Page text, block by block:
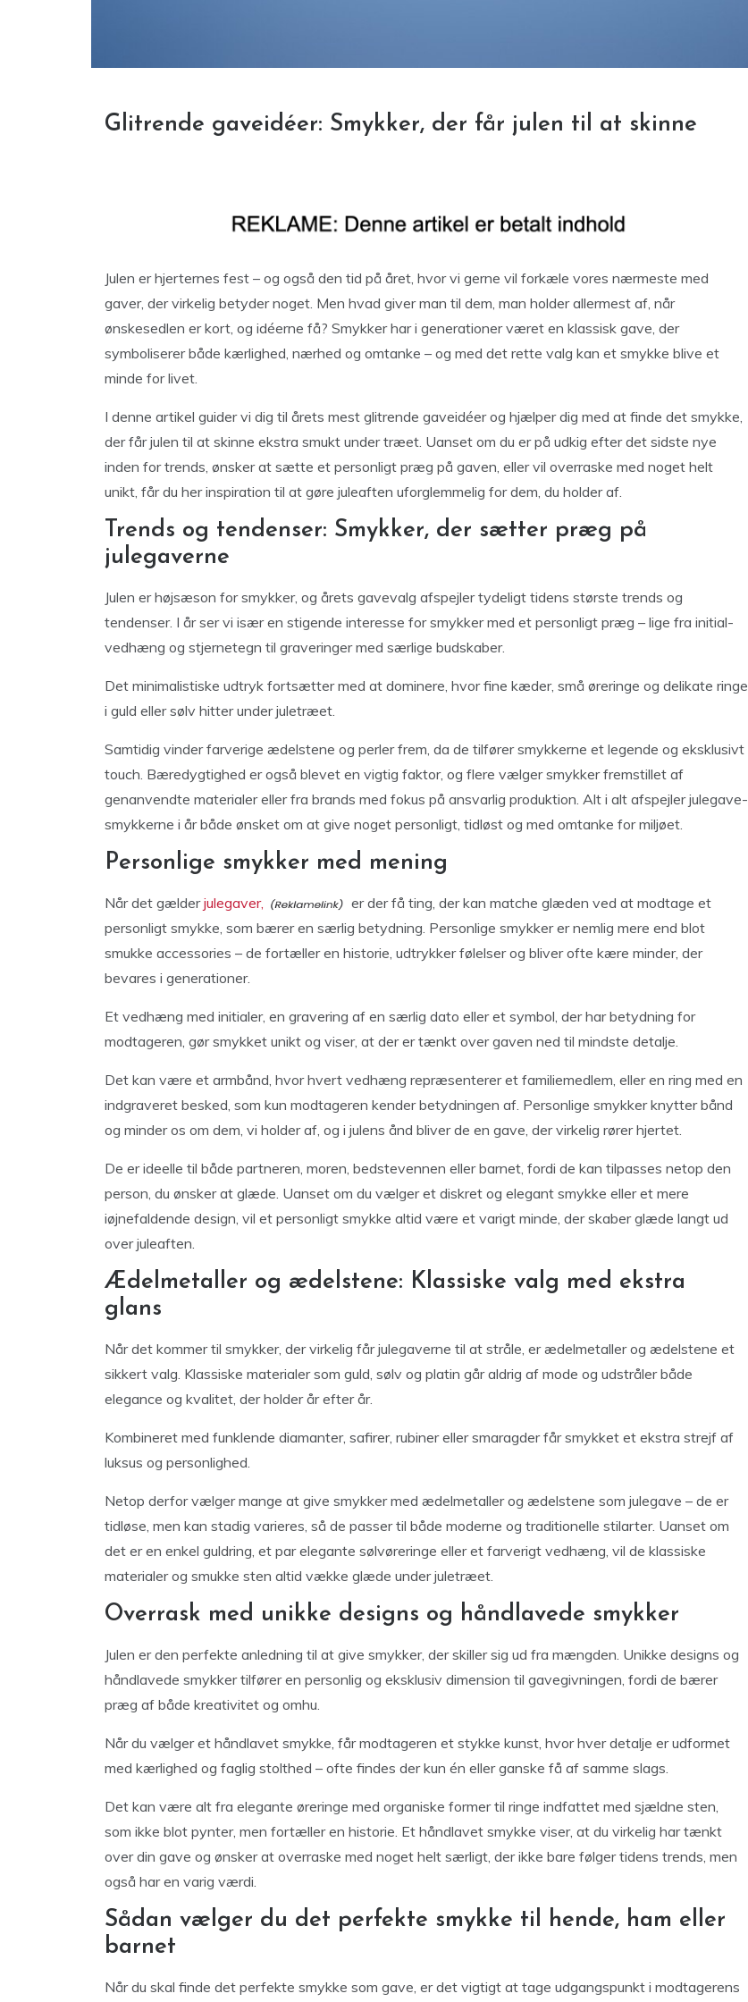
Glitrende gaveidéer: Smykker, der får julen til at skinne
Julen er hjerternes fest – og også den tid på året, hvor vi gerne vil forkæle vores nærmeste med
gaver, der virkelig betyder noget. Men hvad giver man til dem, man holder allermest af, når
ønskesedlen er kort, og idéerne få? Smykker har i generationer været en klassisk gave, der
symboliserer både kærlighed, nærhed og omtanke – og med det rette valg kan et smykke blive et
minde for livet.
I denne artikel guider vi dig til årets mest glitrende gaveidéer og hjælper dig med at finde det smykke,
der får julen til at skinne ekstra smukt under træet. Uanset om du er på udkig efter det sidste nye
inden for trends, ønsker at sætte et personligt præg på gaven, eller vil overraske med noget helt
unikt, får du her inspiration til at gøre juleaften uforglemmelig for dem, du holder af.
Trends og tendenser: Smykker, der sætter præg på
julegaverne
Julen er højsæson for smykker, og årets gavevalg afspejler tydeligt tidens største trends og
tendenser. I år ser vi især en stigende interesse for smykker med et personligt præg – lige fra initial-
vedhæng og stjernetegn til graveringer med særlige budskaber.
Det minimalistiske udtryk fortsætter med at dominere, hvor fine kæder, små øreringe og delikate ringe
i guld eller sølv hitter under juletræet.
Samtidig vinder farverige ædelstene og perler frem, da de tilfører smykkerne et legende og eksklusivt
touch. Bæredygtighed er også blevet en vigtig faktor, og flere vælger smykker fremstillet af
genanvendte materialer eller fra brands med fokus på ansvarlig produktion. Alt i alt afspejler julegave-
smykkerne i år både ønsket om at give noget personligt, tidløst og med omtanke for miljøet.
Personlige smykker med mening
Når det gælderjulegaver,
er der få ting, der kan matche glæden ved at modtage et
personligt smykke, som bærer en særlig betydning. Personlige smykker er nemlig mere end blot
smukke accessories – de fortæller en historie, udtrykker følelser og bliver ofte kære minder, der
bevares i generationer.
Et vedhæng med initialer, en gravering af en særlig dato eller et symbol, der har betydning for
modtageren, gør smykket unikt og viser, at der er tænkt over gaven ned til mindste detalje.
Det kan være et armbånd, hvor hvert vedhæng repræsenterer et familiemedlem, eller en ring med en
indgraveret besked, som kun modtageren kender betydningen af. Personlige smykker knytter bånd
og minder os om dem, vi holder af, og i julens ånd bliver de en gave, der virkelig rører hjertet.
De er ideelle til både partneren, moren, bedstevennen eller barnet, fordi de kan tilpasses netop den
person, du ønsker at glæde. Uanset om du vælger et diskret og elegant smykke eller et mere
iøjnefaldende design, vil et personligt smykke altid være et varigt minde, der skaber glæde langt ud
over juleaften.
Ædelmetaller og ædelstene: Klassiske valg med ekstra
glans
Når det kommer til smykker, der virkelig får julegaverne til at stråle, er ædelmetaller og ædelstene et
sikkert valg. Klassiske materialer som guld, sølv og platin går aldrig af mode og udstråler både
elegance og kvalitet, der holder år efter år.
Kombineret med funklende diamanter, safirer, rubiner eller smaragder får smykket et ekstra strejf af
luksus og personlighed.
Netop derfor vælger mange at give smykker med ædelmetaller og ædelstene som julegave – de er
tidløse, men kan stadig varieres, så de passer til både moderne og traditionelle stilarter. Uanset om
det er en enkel guldring, et par elegante sølvøreringe eller et farverigt vedhæng, vil de klassiske
materialer og smukke sten altid vække glæde under juletræet.
Overrask med unikke designs og håndlavede smykker
Julen er den perfekte anledning til at give smykker, der skiller sig ud fra mængden. Unikke designs og
håndlavede smykker tilfører en personlig og eksklusiv dimension til gavegivningen, fordi de bærer
præg af både kreativitet og omhu.
Når du vælger et håndlavet smykke, får modtageren et stykke kunst, hvor hver detalje er udformet
med kærlighed og faglig stolthed – ofte findes der kun én eller ganske få af samme slags.
Det kan være alt fra elegante øreringe med organiske former til ringe indfattet med sjældne sten,
som ikke blot pynter, men fortæller en historie. Et håndlavet smykke viser, at du virkelig har tænkt
over din gave og ønsker at overraske med noget helt særligt, der ikke bare følger tidens trends, men
også har en varig værdi.
Sådan vælger du det perfekte smykke til hende, ham eller
barnet
Når du skal finde det perfekte smykke som gave, er det vigtigt at tage udgangspunkt i modtagerens